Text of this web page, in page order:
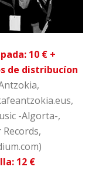
10 € +
de distribucíon
-Algorta-,
Records,
12 €